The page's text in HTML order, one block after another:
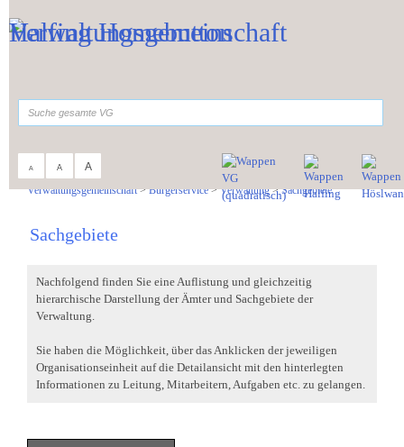
A A A
Verwaltungsgemeinschaft>Bürgerservice>Verwaltung>Sachgebiete
Sachgebiete
Nachfolgend finden Sie eine Auflistung und gleichzeitig
hierarchische Darstellung der Ämter und Sachgebiete der
Verwaltung.
Sie haben die Möglichkeit, über das Anklicken der jeweiligen
Organisationseinheit auf die Detailansicht mit den hinterlegten
Informationen zu Leitung, Mitarbeitern, Aufgaben etc. zu gelangen.